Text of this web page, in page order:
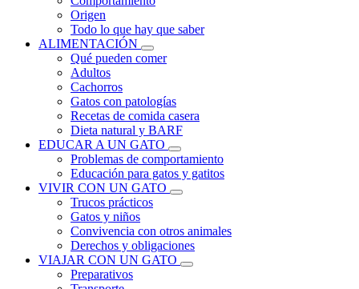
Origen
Todo lo que hay que saber
ALIMENTACIÓN
Qué pueden comer
Adultos
Cachorros
Gatos con patologías
Recetas de comida casera
Dieta natural y BARF
EDUCAR A UN GATO
Problemas de comportamiento
Educación para gatos y gatitos
VIVIR CON UN GATO
Trucos prácticos
Gatos y niños
Convivencia con otros animales
Derechos y obligaciones
VIAJAR CON UN GATO
Preparativos